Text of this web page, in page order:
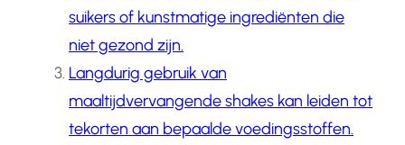
suikers of kunstmatige ingrediënten die
niet gezond zijn.
Langdurig gebruik van
maaltijdvervangende shakes kan leiden tot
tekorten aan bepaalde voedingsstoffen.